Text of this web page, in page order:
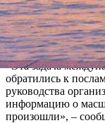
древнего горда из
проект
делать в первую
силами», – сказал
«Эта задача
обратились к
руководства
информацию о
произошли», –